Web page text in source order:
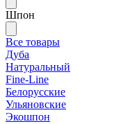
Шпон
Все товары
Дуба
Натуральный
Fine-Line
Белорусские
Ульяновские
Экошпон